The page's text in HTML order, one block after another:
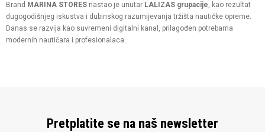
Brand MARINA STORES nastao je unutar LALIZAS grupacije, kao rezultat
dugogodišnjeg iskustva i dubinskog razumijevanja tržišta nautičke opreme.
Danas se razvija kao suvremeni digitalni kanal, prilagođen potrebama
modernih nautičara i profesionalaca.
Pretplatite se na naš newsletter